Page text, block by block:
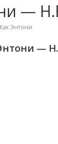
—
Энтони
—